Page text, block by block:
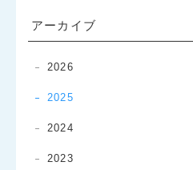
アーカイブ
2026
2025
2024
2023